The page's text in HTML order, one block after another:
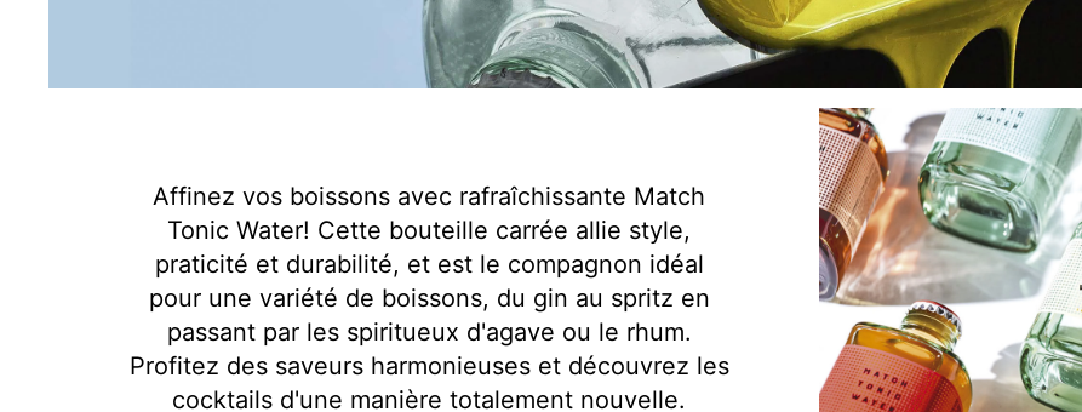
Affinez vos boissons avec rafraîchissante Match
Tonic Water! Cette bouteille carrée allie style,
praticité et durabilité, et est le compagnon idéal
pour une variété de boissons, du gin au spritz en
passant par les spiritueux d'agave ou le rhum.
Profitez des saveurs harmonieuses et découvrez les
cocktails d'une manière totalement nouvelle.